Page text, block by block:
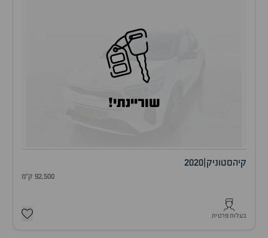
שוריינתי!
קיהסטוניק 2020
92,500 ק"מ
בעלות פרטית